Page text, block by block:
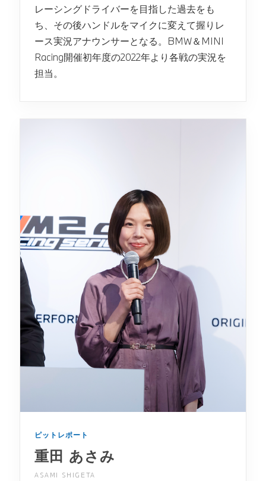
レーシングドライバーを目指した過去をも
ち、その後ハンドルをマイクに変えて握りレ
ース実況アナウンサーとなる。BMW＆MINI
Racing開催初年度の2022年より各戦の実況を
担当。
ピットレポート
重田 あさみ
ASAMI SHIGETA